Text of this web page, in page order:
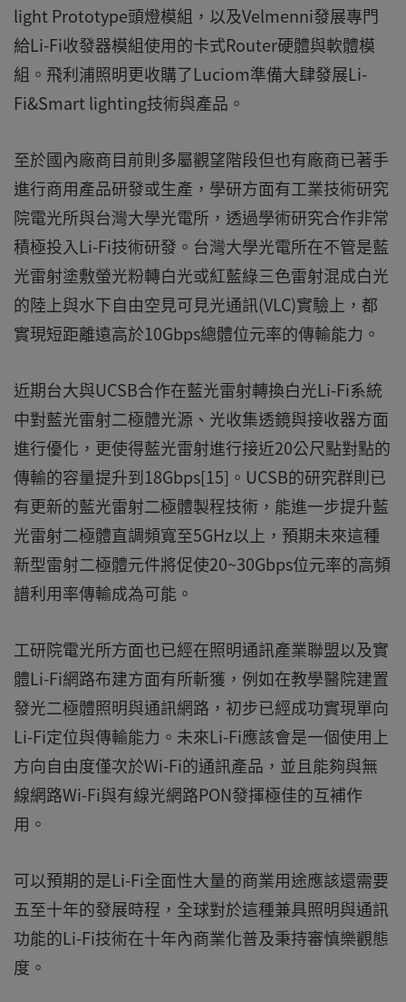
light Prototype頭燈模組，以及Velmenni發展專門
給Li-Fi收發器模組使用的卡式Router硬體與軟體模
組。飛利浦照明更收購了Luciom準備大肆發展Li-
Fi&Smart lighting技術與產品。
至於國內廠商目前則多屬觀望階段但也有廠商已著手
進行商用產品研發或生產，學研方面有工業技術研究
院電光所與台灣大學光電所，透過學術研究合作非常
積極投入Li-Fi技術研發。台灣大學光電所在不管是藍
光雷射塗敷螢光粉轉白光或紅藍綠三色雷射混成白光
的陸上與水下自由空見可見光通訊(VLC)實驗上，都
實現短距離遠高於10Gbps總體位元率的傳輸能力。
近期台大與UCSB合作在藍光雷射轉換白光Li-Fi系統
中對藍光雷射二極體光源、光收集透鏡與接收器方面
進行優化，更使得藍光雷射進行接近20公尺點對點的
傳輸的容量提升到18Gbps[15]。UCSB的研究群則已
有更新的藍光雷射二極體製程技術，能進一步提升藍
光雷射二極體直調頻寬至5GHz以上，預期未來這種
新型雷射二極體元件將促使20~30Gbps位元率的高頻
譜利用率傳輸成為可能。
工研院電光所方面也已經在照明通訊產業聯盟以及實
體Li-Fi網路布建方面有所斬獲，例如在教學醫院建置
發光二極體照明與通訊網路，初步已經成功實現單向
Li-Fi定位與傳輸能力。未來Li-Fi應該會是一個使用上
方向自由度僅次於Wi-Fi的通訊產品，並且能夠與無
線網路Wi-Fi與有線光網路PON發揮極佳的互補作
用。
可以預期的是Li-Fi全面性大量的商業用途應該還需要
五至十年的發展時程，全球對於這種兼具照明與通訊
功能的Li-Fi技術在十年內商業化普及秉持審慎樂觀態
度。